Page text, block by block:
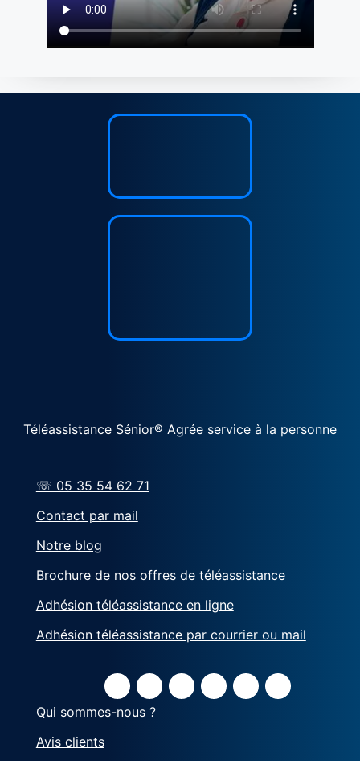
Téléassistance Sénior® Agrée service à la personne
☏ 05 35 54 62 71
Contact par mail
Notre blog
Brochure de nos offres de téléassistance
Adhésion téléassistance en ligne
Adhésion téléassistance par courrier ou mail
Qui sommes-nous ?
Avis clients